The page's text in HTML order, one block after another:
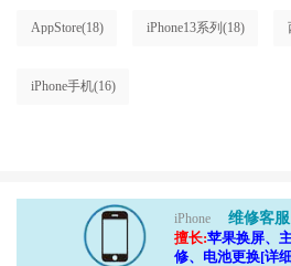
AppStore(18) iPhone13系列 (18)
iPhone手机(16)
iPhone
维修客服
擅长:苹果换屏、
修、电池更换[详